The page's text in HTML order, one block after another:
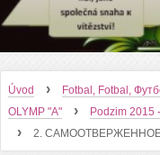
Úvod › Fotbal, Fotbal,
OLYMP "A"
› Podzim 2015
› 2.